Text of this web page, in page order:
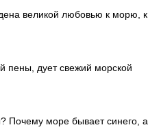
великой любовью к морю, к
пены, дует свежий морской
Почему море бывает синего, а